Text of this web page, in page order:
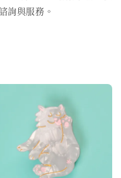
詢與服務。